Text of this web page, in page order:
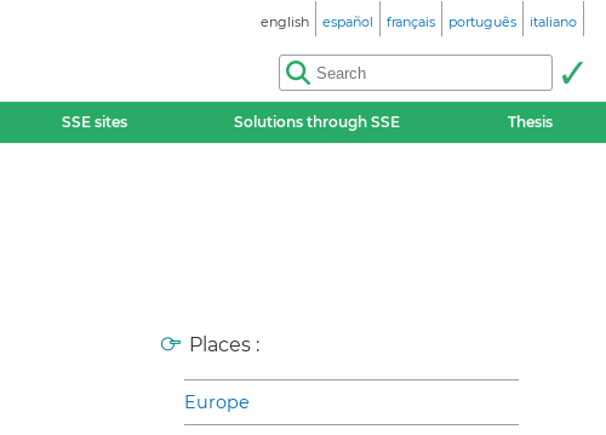
english español français português italiano
SSE sites Solutions through SSE Thesis
Places :
Europe